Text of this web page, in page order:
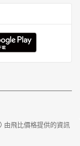
由飛比價格提供的資訊